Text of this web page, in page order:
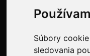
Súbory
sledovania